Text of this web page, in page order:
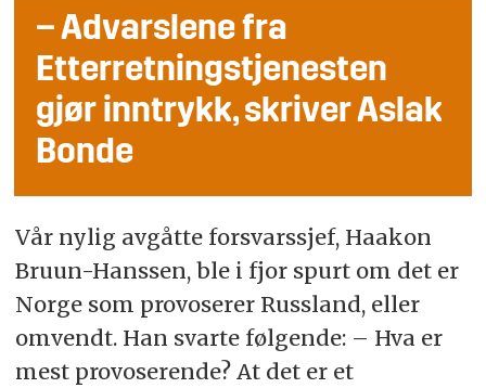
– Advarslene fra
Etterretningstjenesten
gjør inntrykk, skriver Aslak
Bonde
Vår nylig avgåtte forsvarssjef, Haakon
Bruun-Hanssen, ble i fjor spurt om det er
Norge som provoserer Russland, eller
omvendt. Han svarte følgende: – Hva er
mest provoserende? At det er et